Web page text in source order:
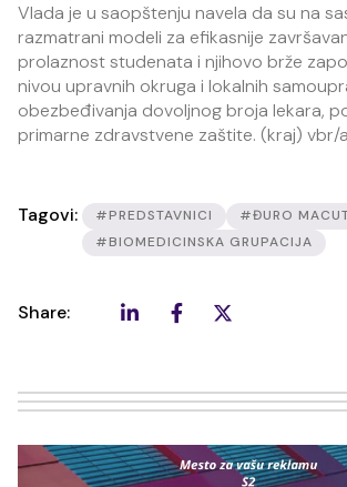
Vlada je u saopštenju navela da su na
razmatrani modeli za efikasnije
prolaznost studenata i njihovo brže
nivou upravnih okruga i lokalnih
obezbeđivanja dovoljnog broja lekara,
primarne zdravstvene zaštite. (kraj) vbr/
Tagovi: #PREDSTAVNICI
#ĐURO
#BIOMEDICINSKA GRUPACIJA
Share: